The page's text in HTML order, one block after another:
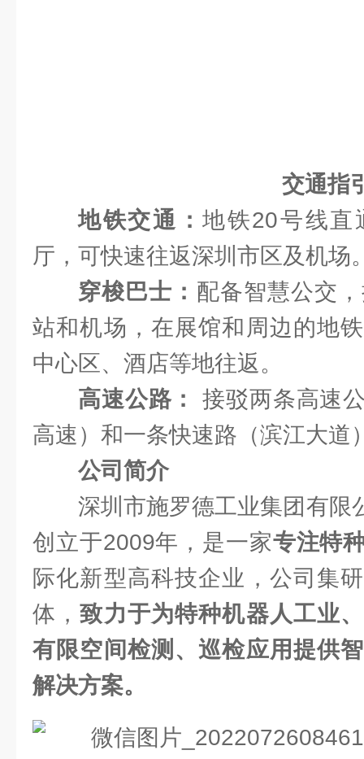
交通指
地铁交通：地铁20号线直
厅，可快速往返深圳市区及机场
穿梭巴士： 配备智慧公交
站和机场，在展馆和周边的地
中心区、酒店等地往返。
高速公路：
接驳两条高速
高速）和一条快速路（滨江大道
公司简介
深圳市施罗德工业集团有限
创立于2009年，是一家专注特
际化新型高科技企业，公司集
体，致力于为特种机器人工业
有限空间检测、巡检应用提供
解决方案。